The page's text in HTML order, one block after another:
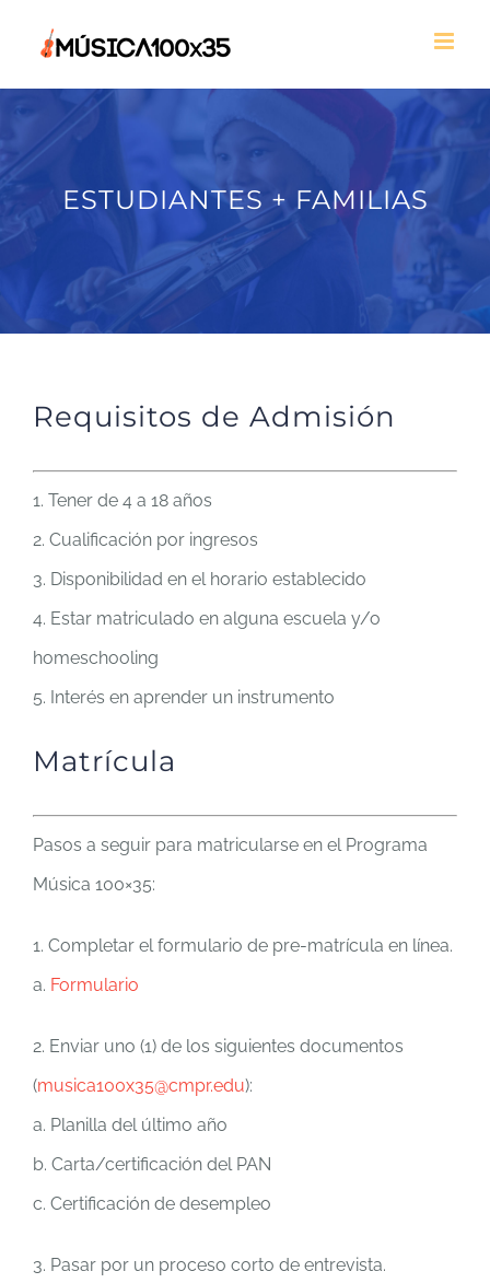
ESTUDIANTES + FAMILIAS
Requisitos de Admisión
1. Tener de 4 a 18 años
2. Cualificación por ingresos
3. Disponibilidad en el horario establecido
4. Estar matriculado en alguna escuela y/o
homeschooling
5. Interés en aprender un instrumento
Matrícula
Pasos a seguir para matricularse en el Programa
Música 100×35:
1. Completar el formulario de pre-matrícula en línea.
a. Formulario
2. Enviar uno (1) de los siguientes documentos
(musica100x35@cmpr.edu):
a. Planilla del último año
b. Carta/certificación del PAN
c. Certificación de desempleo
3. Pasar por un proceso corto de entrevista.